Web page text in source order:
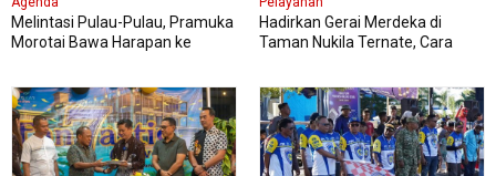
Melintasi Pulau-Pulau, Pramuka
Morotai Bawa Harapan ke
Hadirkan Gerai Merdeka di
Taman Nukila Ternate, Cara